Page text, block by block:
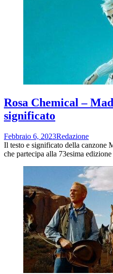
Rosa Chemical –
significato
Febbraio 6, 2023Redazione
Il testo e significato della canzone
che partecipa alla 73esima